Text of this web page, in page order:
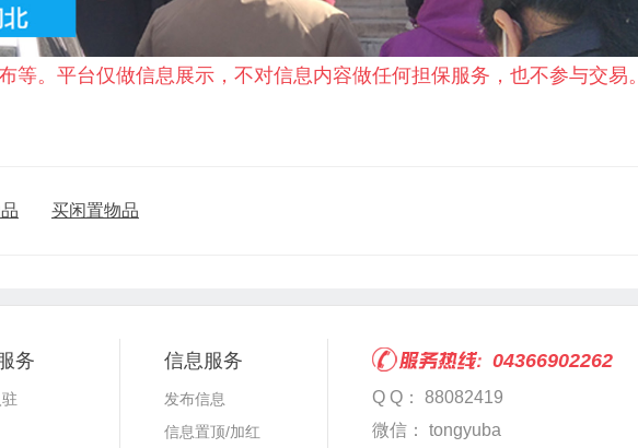
等。平台仅做信息展示，不对信息内容做任何担保服务，也不参与交易。
买闲置物品
务 信息服务
发布信息
信息置顶/加红
04366902262
Q Q： 88082419
微信： tongyuba